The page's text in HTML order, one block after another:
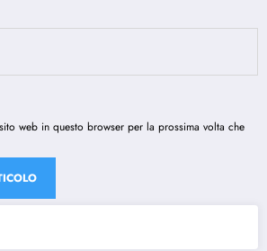
web in questo browser per la prossima volta che